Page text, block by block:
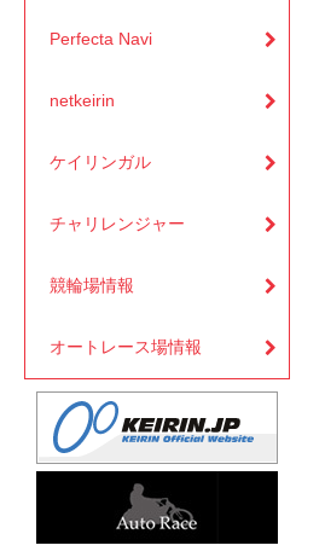
Perfecta Navi
netkeirin
ケイリンガル
チャリレンジャー
競輪場情報
オートレース場情報